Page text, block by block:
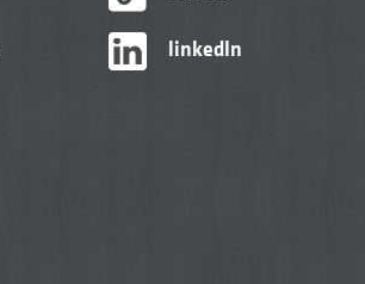
linkedIn